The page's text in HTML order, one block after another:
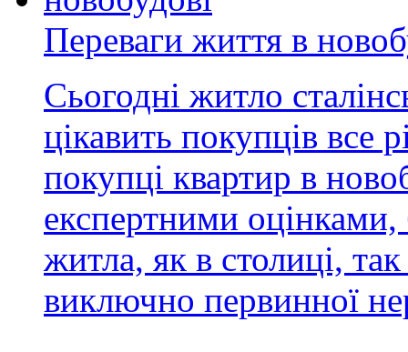
Переваги життя в
Cьогодні житло
цікавить покупців все
покупці квартир в
експертними
житла, як в столиці, так
виключно первинної